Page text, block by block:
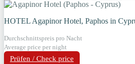
HOTEL Agapinor Hotel, Paphos in
Durchschnittspreis pro Nacht
Average price per night
Prüfen / Check price